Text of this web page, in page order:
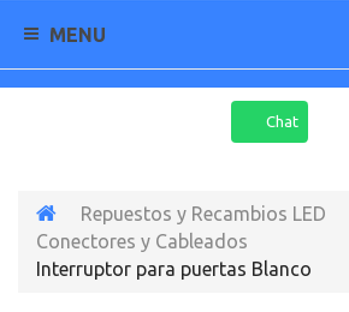
MENU
Chat
Repuestos y Recambios LED
Conectores y Cableados
Interruptor para puertas Blanco